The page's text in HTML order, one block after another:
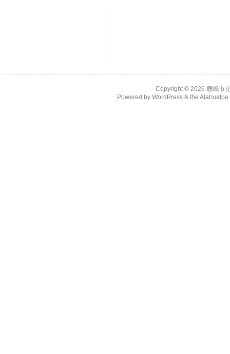
Copyright © 2026 鹿嶋市
Powered by WordPress& the Atahualpa